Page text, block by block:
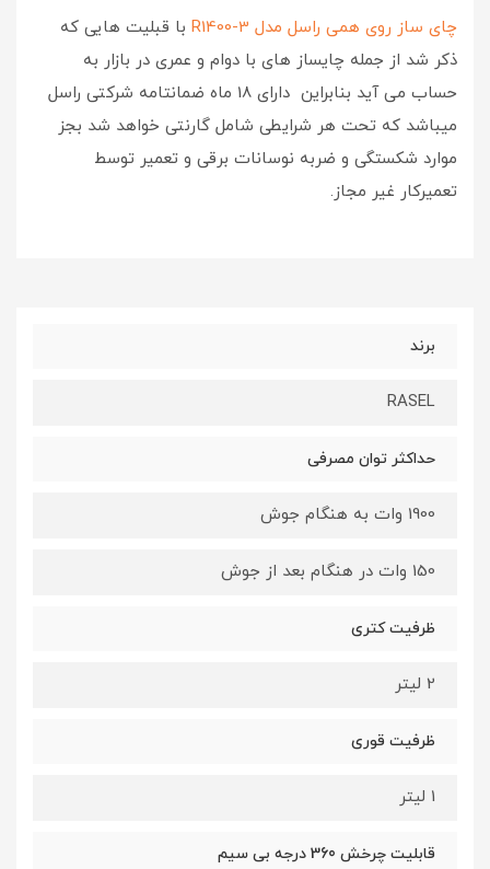
چای ساز روی همی راسل مدل R1400-3
با قبلیت هایی که
ذکر شد از جمله چایساز های با دوام و عمری در بازار به
حساب می آید بنابراین دارای 18 ماه ضمانتامه شرکتی راسل
میباشد که تحت هر شرایطی شامل گارنتی خواهد شد بجز
موارد شکستگی و ضربه نوسانات برقی و تعمیر توسط
تعمیرکار غیر مجاز.
برند
RASEL
حداکثر توان مصرفی
1900 وات به هنگام جوش
150 وات در هنگام بعد از جوش
ظرفیت کتری
2 لیتر
ظرفیت قوری
1 لیتر
قابلیت چرخش 360 درجه بی سیم